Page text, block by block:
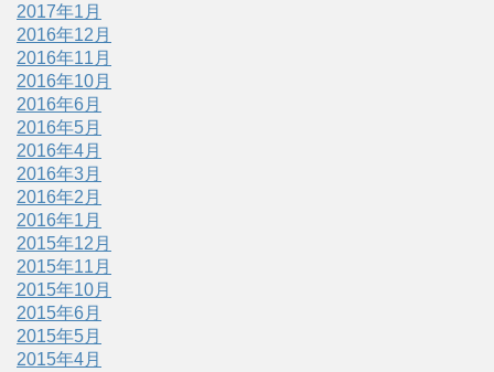
2017年1月
2016年12月
2016年11月
2016年10月
2016年6月
2016年5月
2016年4月
2016年3月
2016年2月
2016年1月
2015年12月
2015年11月
2015年10月
2015年6月
2015年5月
2015年4月